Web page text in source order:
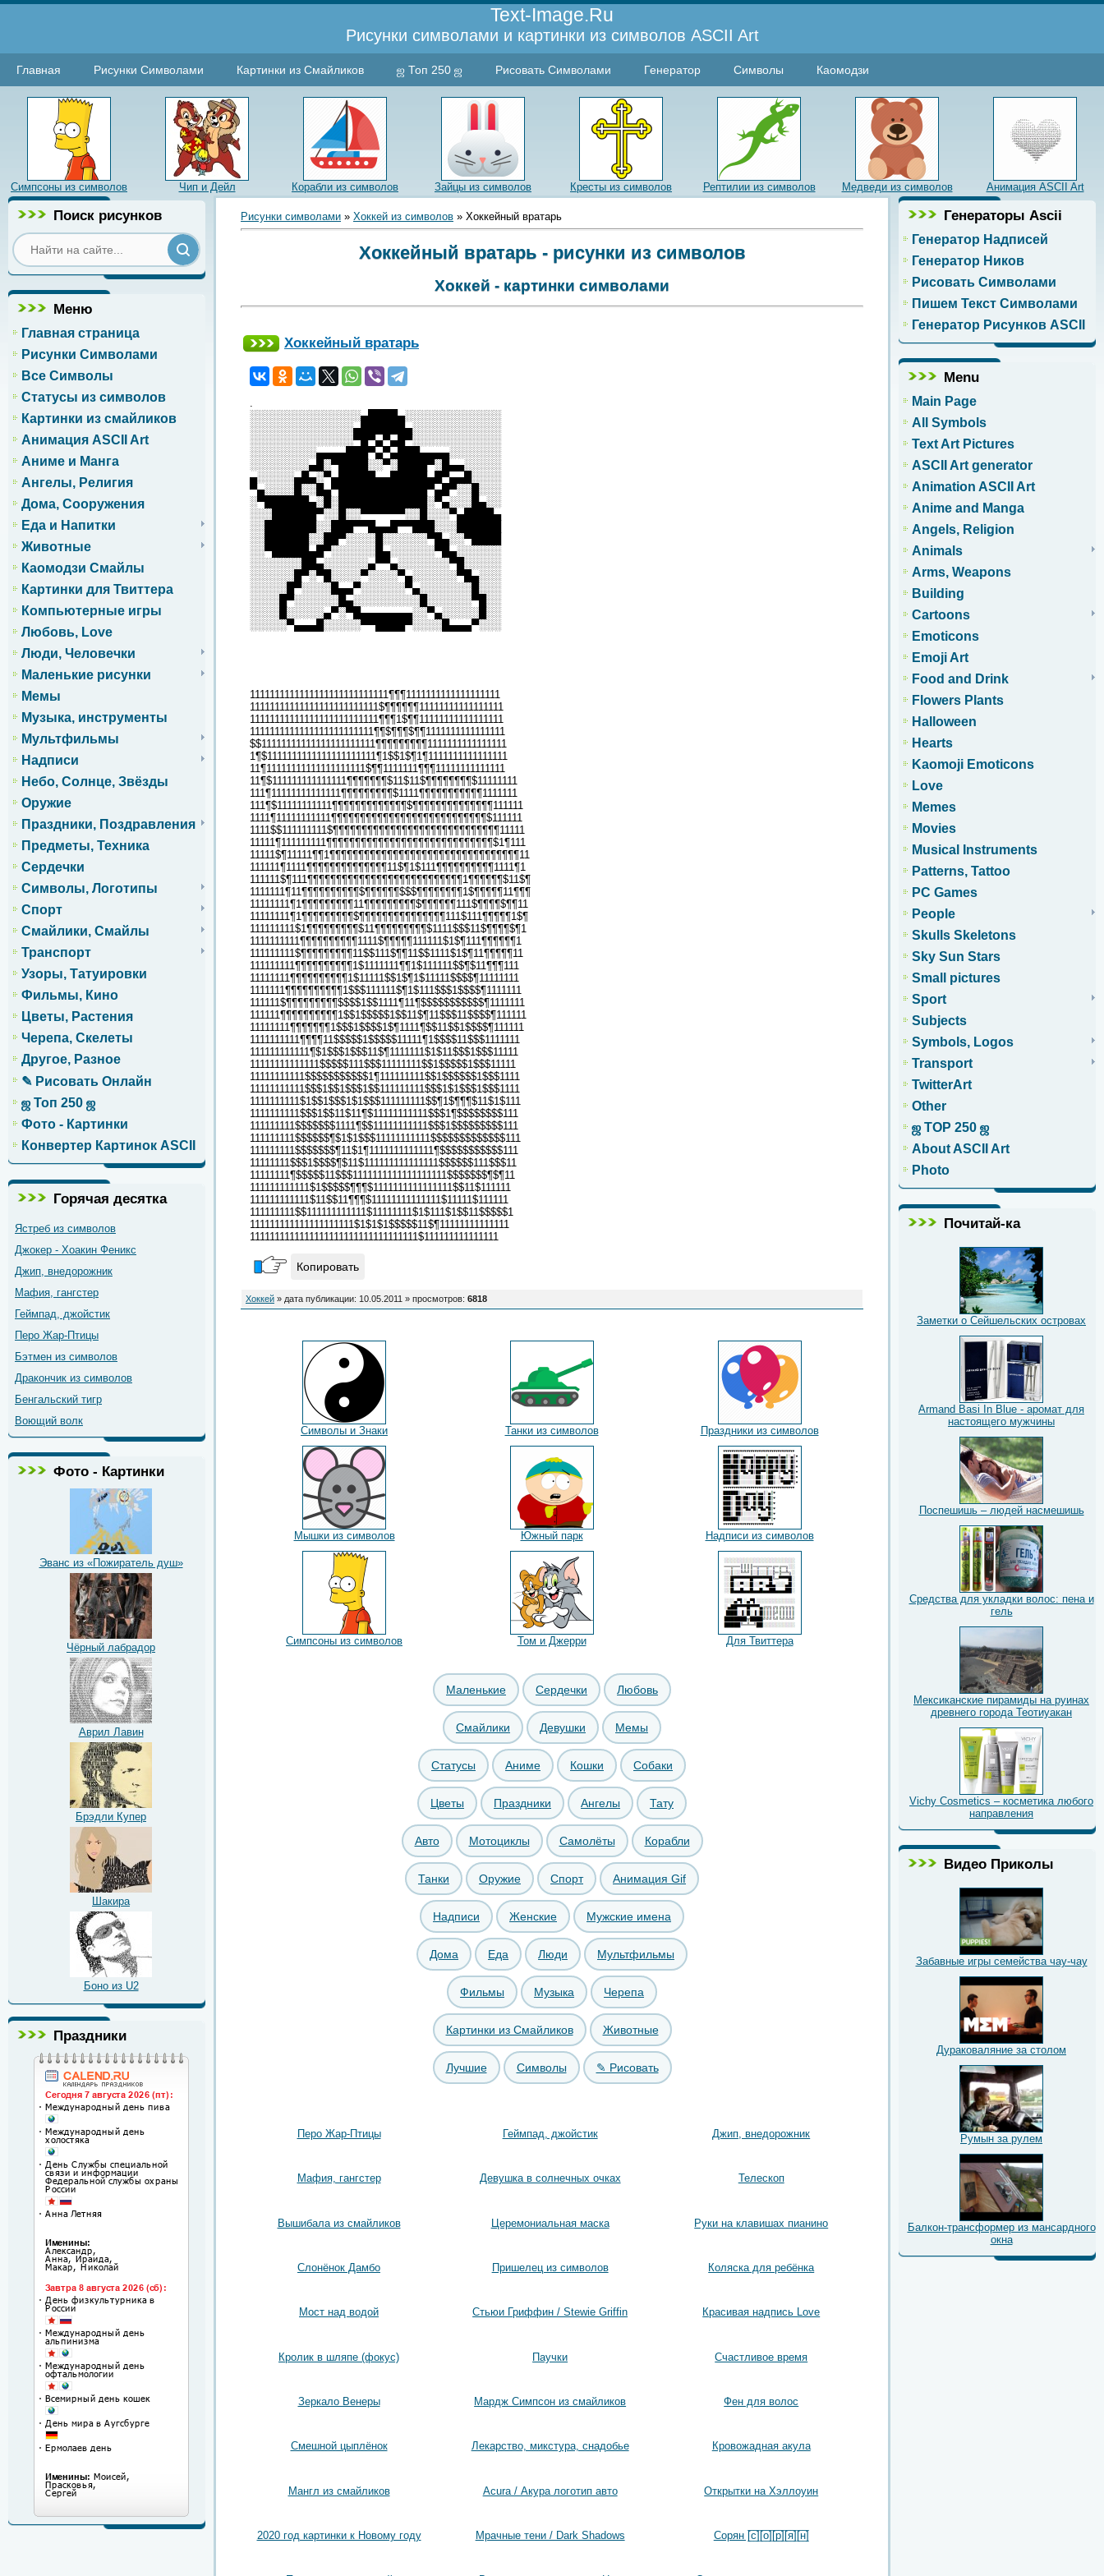
Text-Image.Ru
Рисунки символами и картинки из символов ASCII Art
Главная Рисунки Символами Картинки из Смайликов ஜ Топ 250 ஜ Рисовать Символами Генератор Символы Каомодзи
Симпсоны из символов Чип и Дейл Корабли из символов Зайцы из символов Кресты из символов Рептилии из символов Медведи из символов Анимация ASCII Art
Поиск рисунков
Меню
Главная страница
Рисунки Символами
Все Символы
Статусы из символов
Картинки из смайликов
Анимация ASCII Art
Аниме и Манга
Ангелы, Религия
Дома, Сооружения
Еда и Напитки
Животные
Каомодзи Смайлы
Картинки для Твиттера
Компьютерные игры
Любовь, Love
Люди, Человечки
Маленькие рисунки
Мемы
Музыка, инструменты
Мультфильмы
Надписи
Небо, Солнце, Звёзды
Оружие
Праздники, Поздравления
Предметы, Техника
Сердечки
Символы, Логотипы
Спорт
Смайлики, Смайлы
Транспорт
Узоры, Татуировки
Фильмы, Кино
Цветы, Растения
Черепа, Скелеты
Другое, Разное
✎ Рисовать Онлайн
ஜ Топ 250 ஜ
Фото - Картинки
Конвертер Картинок ASCII
Горячая десятка
Ястреб из символов
Джокер - Хоакин Феникс
Джип, внедорожник
Мафия, гангстер
Геймпад, джойстик
Перо Жар-Птицы
Бэтмен из символов
Дракончик из символов
Бенгальский тигр
Воющий волк
Фото - Картинки
Эванс из «Пожиратель душ»
Чёрный лабрадор
Аврил Лавин
Брэдли Купер
Шакира
Боно из U2
Праздники
Рисунки символами » Хоккей из символов » Хоккейный вратарь
Хоккейный вратарь - рисунки из символов
Хоккей - картинки символами
Хоккейный вратарь
.
░░░░░░░░░░░░░░░▄████▄░░░░░░░░░░░░░
░░░░░░░░░░░░░░▄██████▄░░░░░░░░░░░░
░░░░░░░░░░░░░░▀█▀▄▀▄█▀░░░░░░░░░░░░
░░░░░░░░░▄▄▄▄███▀▄▀▄███▄▄▄▄░░░░░░░
░░░░░░░░▄█░▀████░░▀░████▀░█▄▄░░░░░
▄░░░░░▄█▄░▀▄█████▄▄█████▄█▀▄▄█░░░░
▀▄░░░░█░░█▄▀████████████▀▄█▀░░█░░░
░▀██████▄░█░████████████░▀▄░░░█▄░░
░░░██████▀░░█░░▀▀▀▀▀▀░░█░░░▀▄████▄
░░███████░░███▀▀█▄▄█▀▀███░░░██████
░░██████░░██▀░░░░█░░░░░░▀█▄░░▀████
░░▀█████▄█▀░░░░░░█▄░░░░░░▀█▄░░░░░░
░░░░░░░██▄░░░░░░▄▀▀▄░░░░░░░▀█░░░░░
░░░░░░█▀░▀█░░░░▀░░░░▀▄░░░░░░▀█▄░░░
░░░░░█▀░░░░█▄▄▀░░░░░░▀▄░░░░░░░█░░░
░░░░█▀░░░░░░█▄░░░░░░░░░█░░░░░░▀█░░
░░░░█░░░░░▄▀░▀█▄▄▄▄▄▄▄░░▀▄░░░░░█░░
░░░░░▀▄▄▄█░░░░░▀▀████▀░░░░█▄▄▄▀░░░
1111111111111111111111111111¶¶¶1111111111111111111
11111111111111111111111111$¶¶¶¶¶¶11111111111111111
11111111111111111111111111¶¶¶1$¶¶11111111111111111
1111111111111111111111111¶¶$¶¶¶$¶¶1111111111111111
$$11111111111111111111111¶¶¶¶¶¶¶¶¶1111111111111111
1¶$1111111111111111111111¶1$$1$¶1¶1111111111111111
11¶11111111111111111111$¶¶1111111¶¶¶11111111111111
11¶$111111111111111¶¶¶¶¶¶¶$11$11$¶¶¶¶¶¶¶¶$11111111
111¶11111111111111¶¶¶¶¶¶¶¶¶$1111¶¶¶¶¶¶¶¶¶¶¶1111111
111¶$11111111111¶¶¶¶¶¶¶¶¶¶¶¶¶$¶¶¶¶¶¶¶¶¶¶¶¶¶¶111111
1111¶11111111111¶¶¶¶¶¶¶¶¶¶¶¶¶¶¶¶¶¶¶¶¶¶¶¶¶¶¶$111111
1111$$111111111$¶¶¶¶¶¶¶¶¶¶¶¶¶¶¶¶¶¶¶¶¶¶¶¶¶¶¶¶¶11111
11111¶111111111¶¶¶¶¶¶¶¶¶¶¶¶¶¶¶¶¶¶¶¶¶¶¶¶¶¶¶¶¶$1¶111
11111$¶11111¶¶1¶¶¶¶¶¶¶¶¶¶¶¶¶¶¶¶¶¶¶¶¶¶¶¶¶¶¶¶¶¶¶¶¶11
111111¶1111¶¶¶¶¶¶¶¶¶¶¶¶¶¶11$¶1$111¶¶¶¶¶¶¶¶¶¶1111¶1
111111$¶111¶¶¶¶¶¶¶¶¶¶¶¶¶¶¶¶¶¶¶¶¶¶¶¶¶¶¶1¶¶¶¶¶¶$11$¶
1111111¶11¶¶¶¶¶¶¶¶¶¶$¶¶¶¶¶¶$$$¶¶¶¶¶¶¶¶1$¶¶¶¶¶11¶¶¶
11111111¶1¶¶¶¶¶¶¶¶¶11¶¶¶¶¶¶¶¶¶$¶¶¶¶¶¶111$¶¶¶¶$¶¶11
11111111¶1¶¶¶¶¶¶¶¶¶$¶¶¶¶¶¶¶¶¶¶¶¶¶¶¶111$111¶¶¶¶¶1$¶
111111111$1¶¶¶¶¶¶¶¶¶$11¶¶¶¶¶¶¶¶¶$1111$$$11$¶¶¶¶$¶1
1111111111¶¶¶¶¶¶¶¶¶¶1111$¶¶¶¶¶111111$1$¶111¶¶¶¶¶¶1
111111111$¶¶¶¶¶¶¶¶¶11$$111$¶¶11$$1111$1$¶11¶¶¶¶¶11
111111111¶¶¶¶¶¶¶¶¶¶1$1111111¶¶1$111111$$¶$11¶¶¶111
11111111¶¶¶¶¶¶¶¶¶¶1$11111$$1$¶1$11111$$$$¶11111111
1111111¶¶¶¶¶¶¶¶¶¶1$$$111111$¶1$111$$$1$$$$¶1111111
111111$¶¶¶¶¶¶¶¶¶$$$$1$$1111¶11¶$$$$$$$$$$$¶1111111
111111¶¶¶¶¶¶¶¶¶¶1$$1$$$$$1$$11$¶11$$$11$$$$¶111111
11111111¶¶¶¶¶¶¶1$$$1$$$$1$¶1111¶$$11$$1$$$$¶111111
1111111111¶¶¶¶11$$$$$1$$$$$11111¶1$$$$11$$$1111111
111111111111¶$1$$$1$$$11$¶1111111$1$11$$$1$$$11111
11111111111111$$$$$111$$$11111111$$1$$$$$1$$$11111
11111111111$$$$$$$$$$$1¶111111111$$1$$$$$$1$$$1111
11111111111$$$1$$1$$$1$$111111111$$$1$1$$$1$$$1111
1111111111$1$$1$$$1$1$$$111111111$$¶1$¶¶¶$11$1$111
1111111111$$$1$$11$11¶$11111111111$$$1¶$$$$$$$$111
111111111$$$$$$$1111¶$$11111111111$$$1$$$$$$$$$111
111111111$$$$$$¶$1$1$$$11111111111$$$$$$$$$$$$$111
111111111$$$$$$$¶11$1¶1111111111111¶$$$$$$$$$$$111
11111111$$$1$$$$¶$11$111111111111111$$$$$$111$$$11
11111111¶$$$$$11$$$1111111111111111111$$$$$$$¶$¶11
111111111111$1$$$$$¶¶¶$1111111111111111$$11$111111
111111111111$11$$11¶¶¶$11111111111111$11111$111111
111111111$$111111111111$11111111$1$111$1$$11$$$$$1
111111111111111111111$1$1$1$$$$$11$¶11111111111111
1111111111111111111111111111111111$111111111111111
Копировать
Хоккей » дата публикации: 10.05.2011 » просмотров: 6818
Символы и Знаки Танки из символов Праздники из символов
Мышки из символов Южный парк Надписи из символов
Симпсоны из символов Том и Джерри Для Твиттера
Маленькие Сердечки Любовь
Смайлики Девушки Мемы
Статусы Аниме Кошки Собаки
Цветы Праздники Ангелы Тату
Авто Мотоциклы Самолёты Корабли
Танки Оружие Спорт Анимация Gif
Надписи Женские Мужские имена
Дома Еда Люди Мультфильмы
Фильмы Музыка Черепа
Картинки из Смайликов Животные
Лучшие Символы ✎ Рисовать
Перо Жар-Птицы Геймпад, джойстик Джип, внедорожник
Мафия, гангстер Девушка в солнечных очках Телескоп
Вышибала из смайликов Церемониальная маска Руки на клавишах пианино
Слонёнок Дамбо Пришелец из символов Коляска для ребёнка
Мост над водой Стьюи Гриффин / Stewie Griffin Красивая надпись Love
Кролик в шляпе (фокус) Паучки Счастливое время
Зеркало Венеры Мардж Симпсон из смайликов Фен для волос
Смешной цыплёнок Лекарство, микстура, снадобье Кровожадная акула
Мангл из смайликов Acura / Акура логотип авто Открытки на Хэллоуин
2020 год картинки к Новому году Мрачные тени / Dark Shadows Сорян [̲̅с̲̅][̲̅о̲̅][̲̅р̲̅][̲̅я̲̅][̲̅н̲̅]
Генераторы Ascii
Генератор Надписей
Генератор Ников
Рисовать Символами
Пишем Текст Символами
Генератор Рисунков ASCII
Menu
Main Page
All Symbols
Text Art Pictures
ASCII Art generator
Animation ASCII Art
Anime and Manga
Angels, Religion
Animals
Arms, Weapons
Building
Cartoons
Emoticons
Emoji Art
Food and Drink
Flowers Plants
Halloween
Hearts
Kaomoji Emoticons
Love
Memes
Movies
Musical Instruments
Patterns, Tattoo
PC Games
People
Skulls Skeletons
Sky Sun Stars
Small pictures
Sport
Subjects
Symbols, Logos
Transport
TwitterArt
Other
ஜ TOP 250 ஜ
About ASCII Art
Photo
Почитай-ка
Заметки о Сейшельских островах
Armand Basi In Blue - аромат для
настоящего мужчины
Поспешишь – людей насмешишь
Средства для укладки волос: пена и
гель
Мексиканские пирамиды на руинах
древнего города Теотиуакан
Vichy Cosmetics – косметика любого
направления
Видео Приколы
Забавные игры семейства чау-чау
Дураковаляние за столом
Румын за рулем
Балкон-трансформер из мансардного
окна